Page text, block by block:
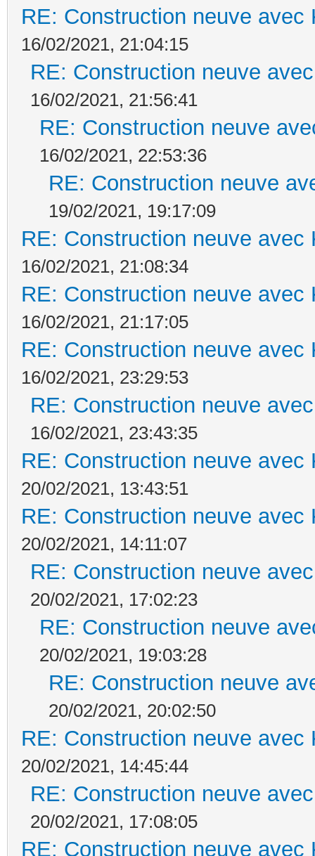
RE: Construction neuve avec
16/02/2021, 21:04:15
RE: Construction neuve
16/02/2021, 21:56:41
RE: Construction neuve
16/02/2021, 22:53:36
RE: Construction neuve
19/02/2021, 19:17:09
RE: Construction neuve avec
16/02/2021, 21:08:34
RE: Construction neuve avec
16/02/2021, 21:17:05
RE: Construction neuve avec
16/02/2021, 23:29:53
RE: Construction neuve
16/02/2021, 23:43:35
RE: Construction neuve avec
20/02/2021, 13:43:51
RE: Construction neuve avec
20/02/2021, 14:11:07
RE: Construction neuve
20/02/2021, 17:02:23
RE: Construction neuve
20/02/2021, 19:03:28
RE: Construction neuve
20/02/2021, 20:02:50
RE: Construction neuve avec
20/02/2021, 14:45:44
RE: Construction neuve
20/02/2021, 17:08:05
RE: Construction neuve avec